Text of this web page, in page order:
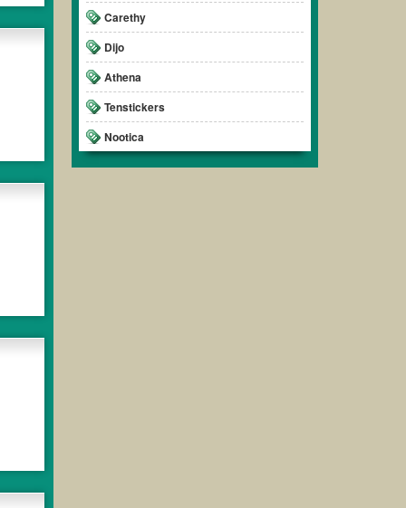
Carethy
Dijo
Athena
Tenstickers
Nootica